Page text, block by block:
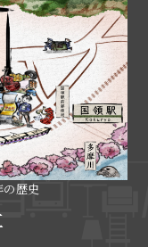
歴史